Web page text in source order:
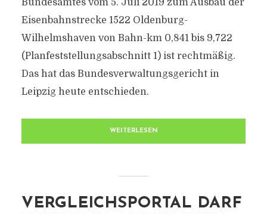
Bundesamtes vom 5. Juli 2019 zum Ausbau der
Eisenbahnstrecke 1522 Oldenburg-
Wilhelmshaven von Bahn-km 0,841 bis 9,722
(Planfeststellungsabschnitt 1) ist rechtmäßig.
Das hat das Bundesverwaltungsgericht in
Leipzig heute entschieden.
WEITERLESEN
VERGLEICHSPORTAL DARF